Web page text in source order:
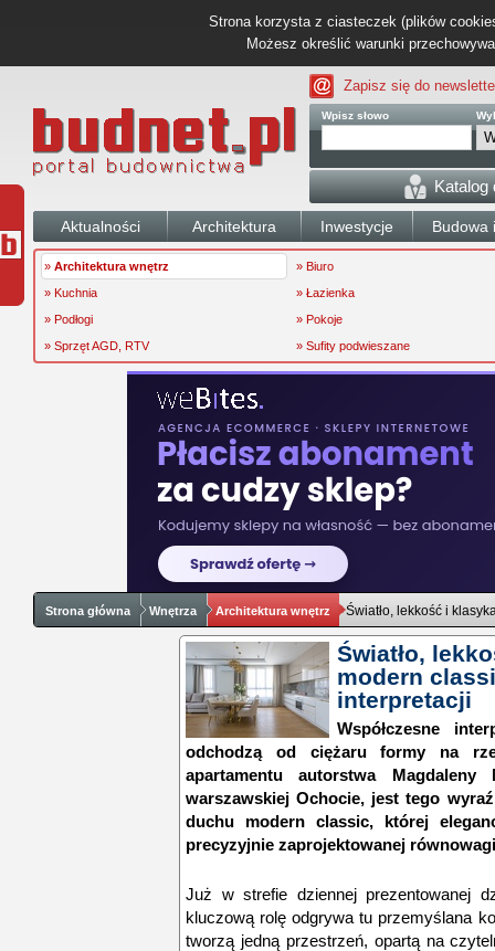
Strona korzysta z ciasteczek (plików
Możesz określić warunki
Zapisz się do
Wpisz słowo
Katalog
Aktualności Architektura Inwestycje Budowa
» Architektura wnętrz
» Biuro
» Kuchnia
» Łazienka
» Podłogi
» Pokoje
» Sprzęt AGD, RTV
» Sufity podwieszane
Strona główna Wnętrza Architektura wnętrz Światło, lekkość i
Światło,
modern
interpretacji
Współczesne
odchodzą od ciężaru formy na
apartamentu autorstwa
warszawskiej Ochocie, jest tego
duchu modern classic, której
precyzyjnie zaprojektowanej
Już w strefie dziennej prezentowanej
kluczową rolę odgrywa tu przemyślana
tworzą jedną przestrzeń, opartą na